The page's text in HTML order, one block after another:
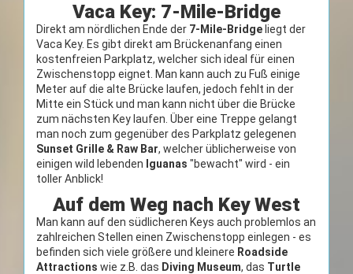
Vaca Key: 7-Mile-Bridge
Direkt am nördlichen Ende der 7-Mile-Bridge liegt der
Vaca Key. Es gibt direkt am Brückenanfang einen
kostenfreien Parkplatz, welcher sich ideal für einen
Zwischenstopp eignet. Man kann auch zu Fuß einige
Meter auf die alte Brücke laufen, jedoch fehlt in der
Mitte ein Stück und man kann nicht über die Brücke
zum nächsten Key laufen. Über eine Treppe gelangt
man noch zum gegenüber des Parkplatz gelegenen
Sunset Grille & Raw Bar, welcher üblicherweise von
einigen wild lebenden Iguanas "bewacht" wird - ein
toller Anblick!
Auf dem Weg nach Key West
Man kann auf den südlicheren Keys auch problemlos an
zahlreichen Stellen einen Zwischenstopp einlegen - es
befinden sich viele größere und kleinere Roadside
Attractions wie z.B. das Diving Museum, das Turtle